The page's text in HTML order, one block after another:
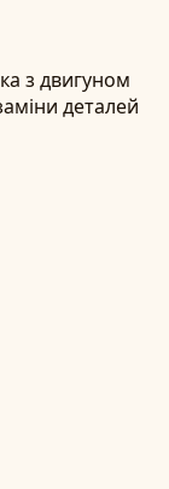
з двигуном
деталей